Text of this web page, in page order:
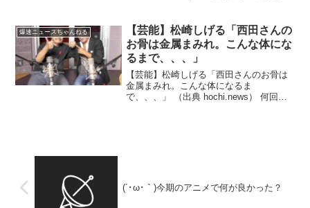
きない」発言訂正「40歳以降にお付き合
い、ほ...
爆速ニュースちゃんねる
【芸能】松崎しげる「西田さんの
お骨は金属まみれ。こんな体にな
るまで、、、」
【芸能】松崎しげる「西田さんのお骨は
金属まみれ。こんな体になるま
で、、、」 （出典 hochi.news） 何回も
(´･ω･｀)今期のアニメで何が良かった？